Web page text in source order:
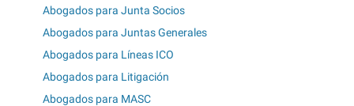
Abogados para Junta Socios
Abogados para Juntas Generales
Abogados para Líneas ICO
Abogados para Litigación
Abogados para MASC